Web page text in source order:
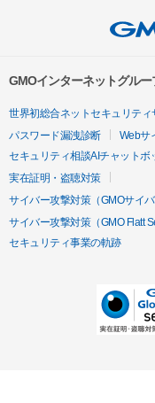
GMOインターネットグル
世界初総合ネットセキュリティ
パスワード漏洩診断
Webサ
セキュリティ相談AIチャットボ
実在証明・盗聴対策
サイバー攻撃対策（GMOサイ
サイバー攻撃対策（GMO Flatt
セキュリティ事業の軌跡